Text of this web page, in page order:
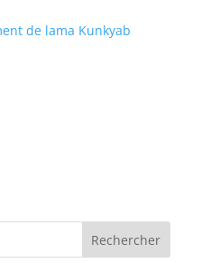
de lama Kunkyab